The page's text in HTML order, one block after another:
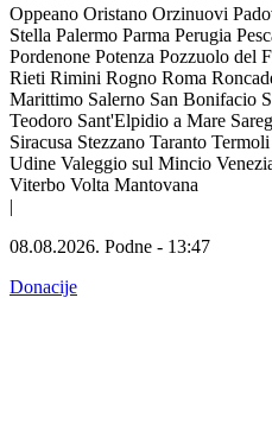
Oppeano Oristano Orzinuovi
Stella Palermo Parma Perugia
Pordenone Potenza Pozzuolo del
Rieti Rimini Rogno Roma
Marittimo Salerno San Bonifacio
Teodoro Sant'Elpidio a Mare
Siracusa Stezzano Taranto Termoli
Udine Valeggio sul Mincio
Viterbo Volta Mantovana
|
08.08.2026. Podne - 13:47
Donacije